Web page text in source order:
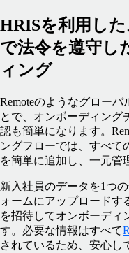
HRISを利用し
で法令を遵守し
ィング
Remoteのようなグローバ
とで、オンボーディング
認も簡単になります。
ングフローでは、すべて
を簡単に追加し、一元管
新入社員のデータを1つ
ォームにアップロードす
を招待してオンボーディ
す。必要な情報はすべて
されているため、安心し